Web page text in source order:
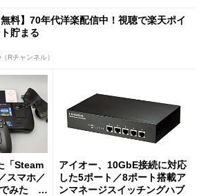
無料】70年代洋楽配信中！視聴で楽天ポイ
貯まる
Rチャンネル）
「Steam
スマホ／
でみた ゲ
アイオー、10GbE接続に対応
した5ポート／8ポート搭載ア
ンマネージスイッチングハブ